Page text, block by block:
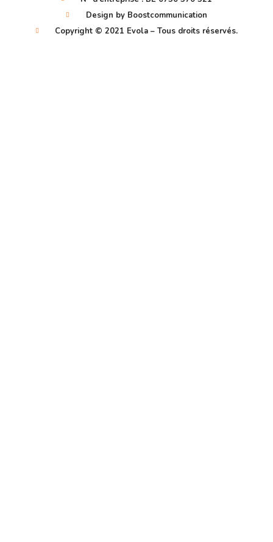
Design by Boostcommunication
Copyright © 2021 Evola – Tous droits réservés.